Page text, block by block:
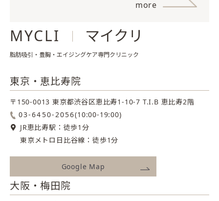
more
MYCLI マイクリ
脂肪吸引・豊胸・エイジングケア専門クリニック
東京・恵比寿院
〒150-0013 東京都渋谷区恵比寿1-10-7 T.I.B 恵比寿2階
03-6450-2056(10:00-19:00)
JR恵比寿駅：徒歩1分
東京メトロ日比谷線：徒歩1分
Google Map
大阪・梅田院